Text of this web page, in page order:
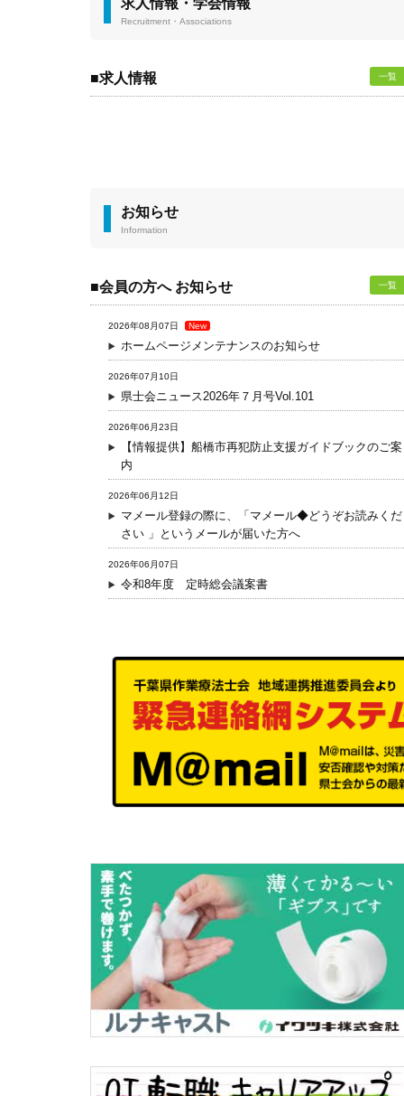
求人情報・学会情報
Recruitment・Associations
■求人情報 一覧
お知らせ
Information
■会員の方へ お知らせ 一覧
2026年08月07日 New
ホームページメンテナンスのお知らせ
2026年07月10日
県士会ニュース2026年７月号Vol.101
2026年06月23日
【情報提供】船橋市再犯防止支援ガイドブックのご案
内
2026年06月12日
マメール登録の際に、「マメール◆どうぞお読みくだ
さい 」というメールが届いた方へ
2026年06月07日
令和8年度 定時総会議案書